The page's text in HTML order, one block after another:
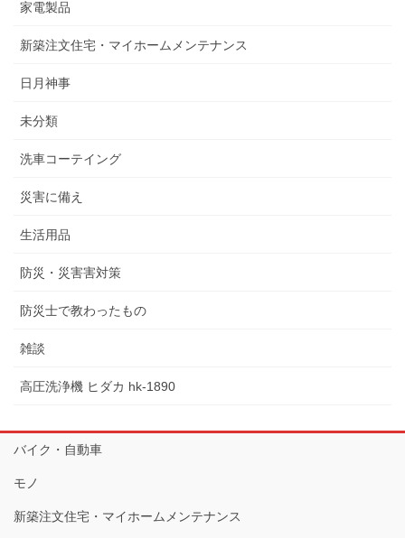
家電製品
新築注文住宅・マイホームメンテナンス
日月神事
未分類
洗車コーテイング
災害に備え
生活用品
防災・災害害対策
防災士で教わったもの
雑談
高圧洗浄機 ヒダカ hk-1890
バイク・自動車
モノ
新築注文住宅・マイホームメンテナンス